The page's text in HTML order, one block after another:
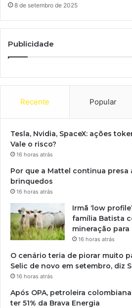
8 de setembro de 2025
Publicidade
Recente Popular
Tesla, Nvidia, SpaceX: ações
Vale o risco?
16 horas atrás
Por que a Mattel continua presa
brinquedos
16 horas atrás
Irmã ‘low
família Batista
mineração
16 horas atrás
O cenário teria de piorar muito
Selic de novo em setembro, diz
16 horas atrás
Após OPA, petroleira
ter 51% da Brava Energia